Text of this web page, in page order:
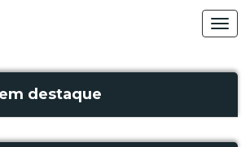
destaque